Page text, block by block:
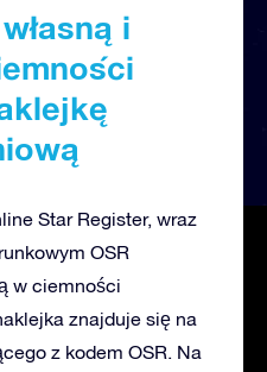
i
Star Register, wraz
OSR
w ciemności
znajduje się na
z kodem OSR. Na